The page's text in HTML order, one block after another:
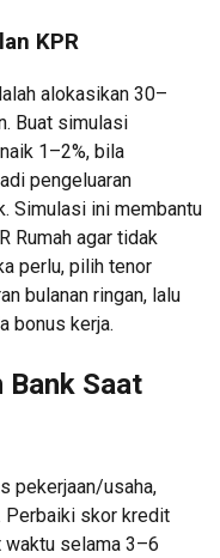
KPR
alokasikan 30–
Buat simulasi
1–2%, bila
pengeluaran
Simulasi ini membantu
Rumah agar tidak
perlu, pilih tenor
bulanan ringan, lalu
bonus kerja.
Saat
pekerjaan/usaha,
Perbaiki skor kredit
waktu selama 3–6